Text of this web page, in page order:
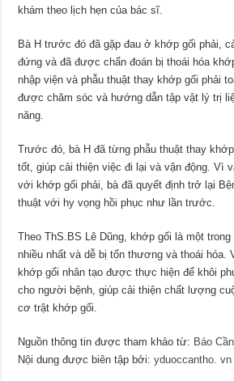
khám theo lịch hẹn của bác sĩ.
Bà H trước đó đã gặp đau ở khớp gối phải,
đứng và đã được chẩn đoán bị thoái hóa
nhập viện và phẫu thuật thay khớp gối phải
được chăm sóc và hướng dẫn tập vật lý trị
năng.
Trước đó, bà H đã từng phẫu thuật thay
tốt, giúp cải thiện việc đi lại và vận động. Vì
với khớp gối phải, bà đã quyết định trở lại
thuật với hy vọng hồi phục như lần trước.
Theo ThS.BS Lê Dũng, khớp gối là một
nhiều nhất và dễ bị tổn thương và thoái hóa.
khớp gối nhân tạo được thực hiện để khôi
cho người bệnh, giúp cải thiện chất lượng
cơ trật khớp gối.
Nguồn thông tin được tham khảo từ: Báo
Nội dung được biên tập bởi:yduoccantho. vn